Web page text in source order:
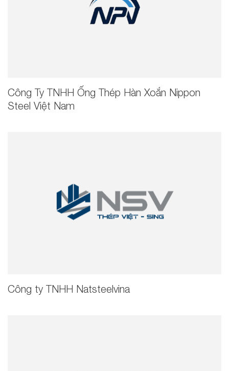
Công Ty TNHH Ống Thép Hàn Xoắn Nippon
Steel Việt Nam
Công ty TNHH Natsteelvina